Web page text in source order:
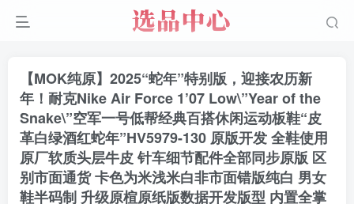
【MOK纯原】2025“蛇年”特别版，迎接农历新
年！耐克Nike Air Force 1’07 Low\”Year of the
Snake\”空军一号低帮经典百搭休闲运动板鞋“皮
革白绿酒红蛇年”HV5979-130 原版开发 全鞋使用
原厂软质头层牛皮 针车细节配件全部同步原版 区
别市面通货 卡色为米浅米白非市面错版纯白 男女
鞋半码制 升级原楦原纸版数据开发版型 内置全掌